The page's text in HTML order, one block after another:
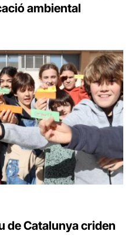
ambiental
de Catalunya criden